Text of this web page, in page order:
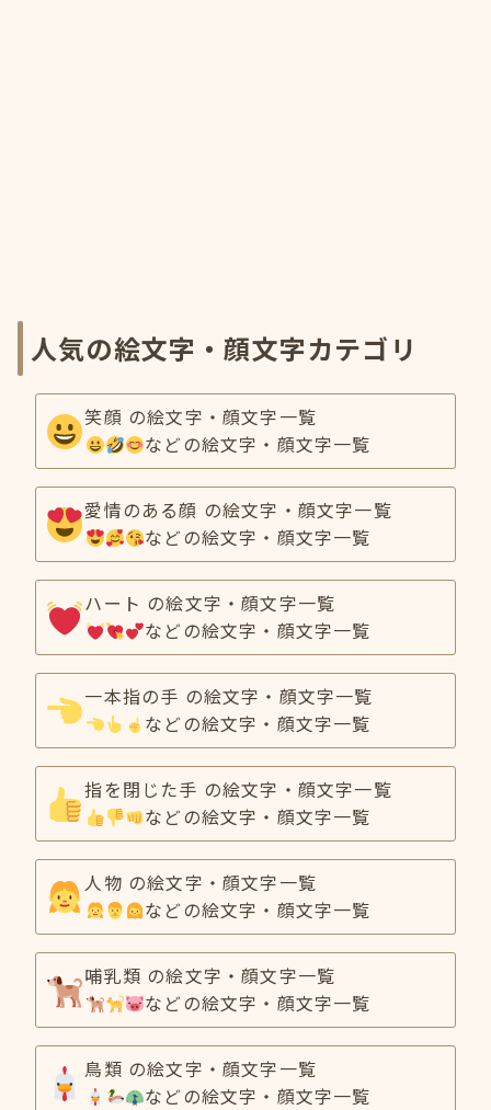
人気の絵文字・顔文字カテゴリ
笑顔 の絵文字・顔文字一覧
などの絵文字・顔文字一覧
愛情のある顔 の絵文字・顔文字一覧
などの絵文字・顔文字一覧
ハート の絵文字・顔文字一覧
などの絵文字・顔文字一覧
一本指の手 の絵文字・顔文字一覧
などの絵文字・顔文字一覧
指を閉じた手 の絵文字・顔文字一覧
などの絵文字・顔文字一覧
人物 の絵文字・顔文字一覧
などの絵文字・顔文字一覧
哺乳類 の絵文字・顔文字一覧
などの絵文字・顔文字一覧
鳥類 の絵文字・顔文字一覧
などの絵文字・顔文字一覧